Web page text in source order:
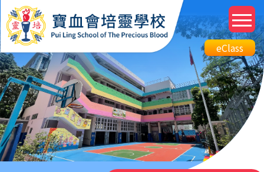
移至主內容
Top
eClass
Btn
eClass